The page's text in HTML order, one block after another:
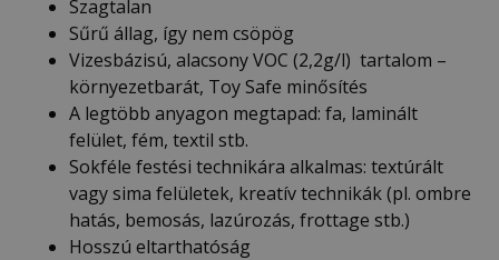
Szagtalan
Sűrű állag, így nem csöpög
Vizesbázisú, alacsony VOC (2,2g/l) tartalom –
környezetbarát, Toy Safe minősítés
A legtöbb anyagon megtapad: fa, laminált
felület, fém, textil stb.
Sokféle festési technikára alkalmas: textúrált
vagy sima felületek, kreatív technikák (pl. ombre
hatás, bemosás, lazúrozás, frottage stb.)
Hosszú eltarthatóság